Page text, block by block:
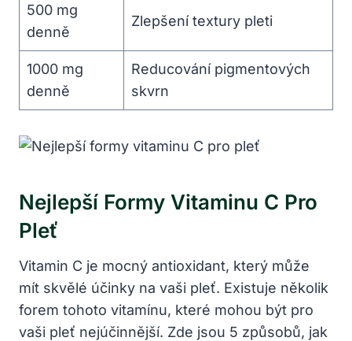
500 ‍mg
denně
Zlepšení⁣ textury pleti
1000 mg
denně
Reducování pigmentových
skvrn
Nejlepší Formy Vitaminu C Pro
Pleť
Vitamin C ‌je⁤ mocný antioxidant, který​ může
mít skvělé účinky⁤ na⁤ vaši pleť. ⁤Existuje několik
forem tohoto ⁣vitamínu, které mohou být pro
vaši‍ pleť ​nejúčinnější. ⁤Zde jsou 5⁤ způsobů,⁢ jak